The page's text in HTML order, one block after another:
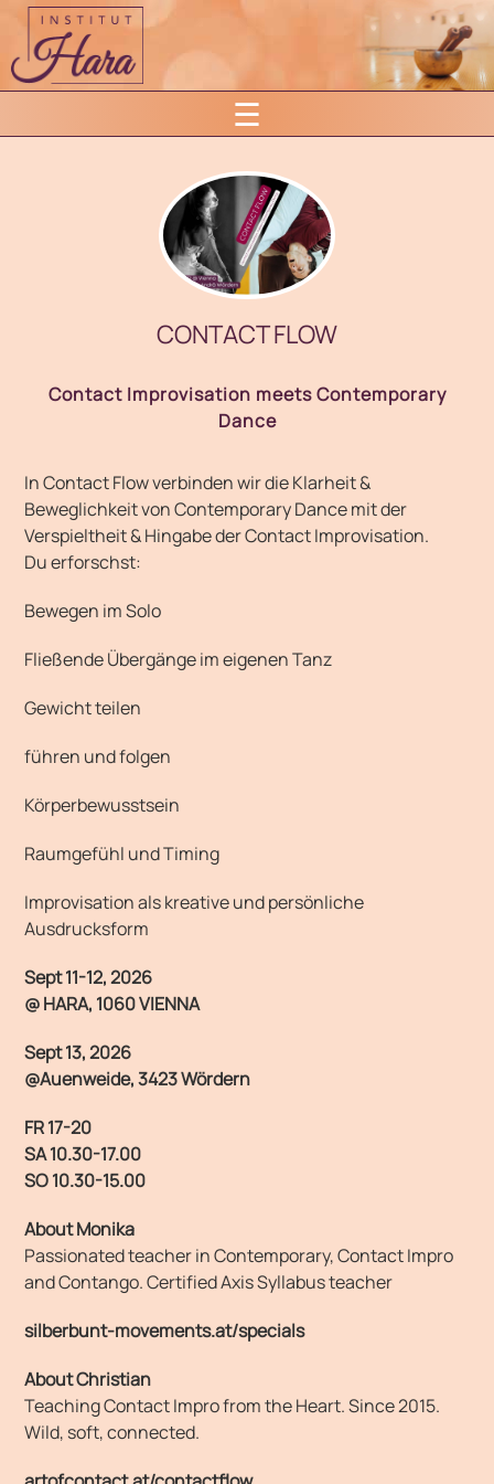
Skip
content
☰
CONTACT FLOW
Contact Improvisation meets Contemporary
Dance
In Contact Flow verbinden wir die Klarheit &
Beweglichkeit von Contemporary Dance mit der
Verspieltheit & Hingabe der Contact Improvisation.
Du erforschst:
Bewegen im Solo
Fließende Übergänge im eigenen Tanz
Gewicht teilen
führen und folgen
Körperbewusstsein
Raumgefühl und Timing
Improvisation als kreative und persönliche
Ausdrucksform
Sept 11-12, 2026
@ HARA, 1060 VIENNA
Sept 13, 2026
@Auenweide, 3423 Wördern
FR 17-20
SA 10.30-17.00
SO 10.30-15.00
About Monika
Passionated teacher in Contemporary, Contact Impro
and Contango. Certified Axis Syllabus teacher
silberbunt-movements.at/specials
About Christian
Teaching Contact Impro from the Heart. Since 2015.
Wild, soft, connected.